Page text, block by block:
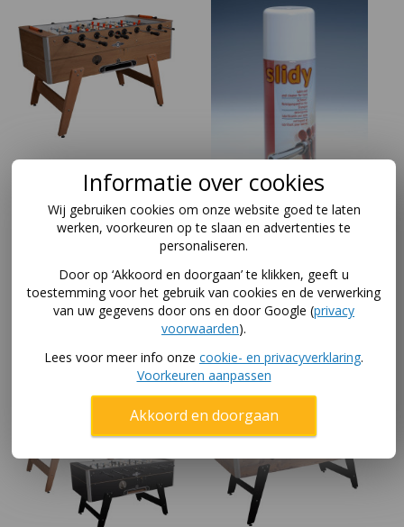
Grande Luxe /
Championline
voetbaltafel Deutscher
,-
Smeermiddel voor
tafelvoetbal - Spray
Slide
In winkelwagen
Informatie over cookies
Wij gebruiken cookies om onze website goed te laten
werken, voorkeuren op te slaan en advertenties te
personaliseren.
Door op ‘Akkoord en doorgaan’ te klikken, geeft u
toestemming voor het gebruik van cookies en de verwerking
van uw gegevens door ons en door Google (privacy
voorwaarden).
Lees voor meer info onze cookie- en privacyverklaring.
Voorkeuren aanpassen
Akkoord en doorgaan